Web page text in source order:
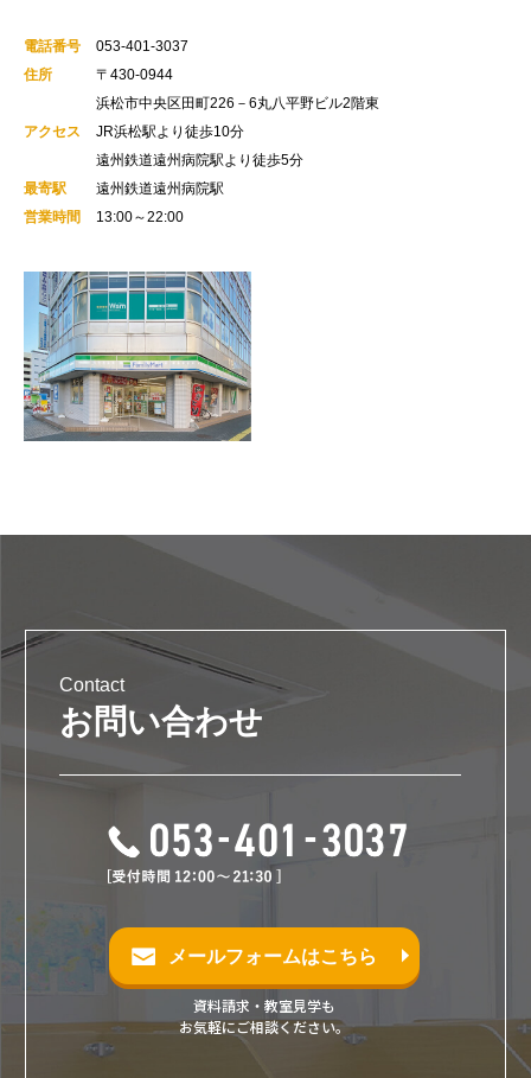
電話番号
053-401-3037
住所
〒430-0944
浜松市中央区田町226－6丸八平野ビル2階東
アクセス
JR浜松駅より徒歩10分
遠州鉄道遠州病院駅より徒歩5分
最寄駅
遠州鉄道遠州病院駅
営業時間
13:00～22:00
Contact
お問い合わせ
メールフォームはこちら
資料請求・教室見学も
お気軽にご相談ください。